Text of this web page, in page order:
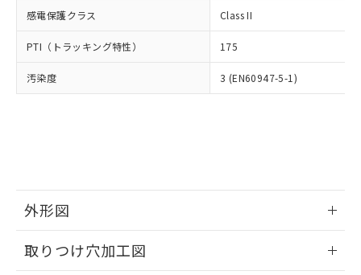
感電保護クラス Class II
PTI（トラッキング特性） 175
汚染度 3 (EN60947-5-1)
外形図
取りつけ穴加工図
ください。
在庫状況および標準価格結果を当社の
事前の承諾なく第三者に漏洩または開
マイパーツ機能（部品リスト作成サー
および当社の共同利用者が、当社の製
※当社の共同利用者とは、
※2 対応予定月
部品在庫の切り替え状況などにより、予定
月が前後することがあります。
とができます。
EU RoHS指令（10物質）の非含有証明書
※2 環境保護使用期限
「ｅ」：有害物質（10物質）のすべてが基
準値以下であることを示します。
「10」：通常の使用状況下において有害物
質が外部に漏えいし、環境に深刻な影響を
使用いたしません。
当社は、貴社製品を第三者に販売する
場合は、上記1、2および3の内容を当
該第三者に通知します。また当社は、
販売先および販売に係わる関係者が違
法に輸出するおそれがある場合は、取
たはお客様担当のオムロン制御
機器販売店・当社販売員にご確
認ください)
受注生産機種、また在庫状況の